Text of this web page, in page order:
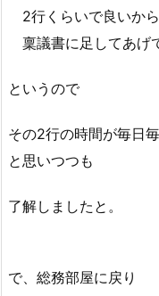
2行くらいで良いから
稟議書に足してあげ
というので
その2行の時間が毎日
と思いつつも
了解しましたと。
で、総務部屋に戻り